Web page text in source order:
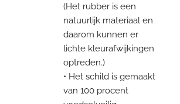
(Het rubber is een
natuurlijk materiaal en
daarom kunnen er
lichte kleurafwijkingen
optreden.)
• Het schild is gemaakt
van 100 procent